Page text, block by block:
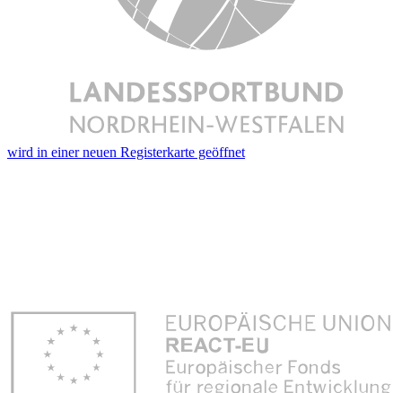
wird in einer neuen Registerkarte geöffnet